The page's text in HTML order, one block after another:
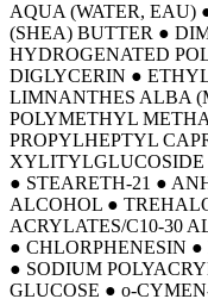
AQUA (WATER, EAU)
(SHEA) BUTTER ●
HYDROGENATED
DIGLYCERIN ●
LIMNANTHES ALBA
POLYMETHYL
PROPYLHEPTYL
XYLITYLGLUCOSIDE
● STEARETH-21 ●
ALCOHOL ●
ACRYLATES/C10-30
● CHLORPHENESIN
● SODIUM
GLUCOSE ● o-